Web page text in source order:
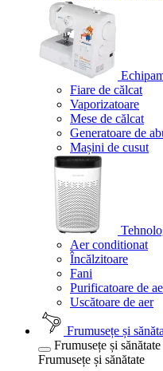
Fiare de călcat
Vaporizatoare
Mese de călcat
Generatoare de
Mașini de cusut
Aer conditionat
Încălzitoare
Fani
Purificatoare de
Uscătoare de aer
Frumusețe și
Frumusețe și sănătate
Frumusețe și sănătate